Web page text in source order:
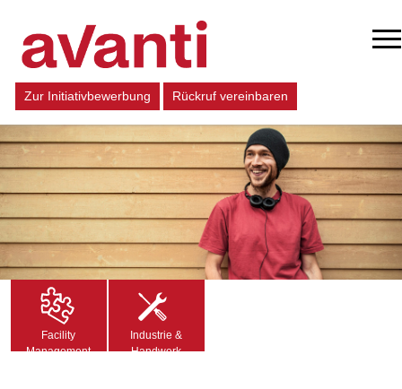
Zur Initiativbewerbung Rückruf vereinbaren
Facility
Management
Industrie &
Handwerk